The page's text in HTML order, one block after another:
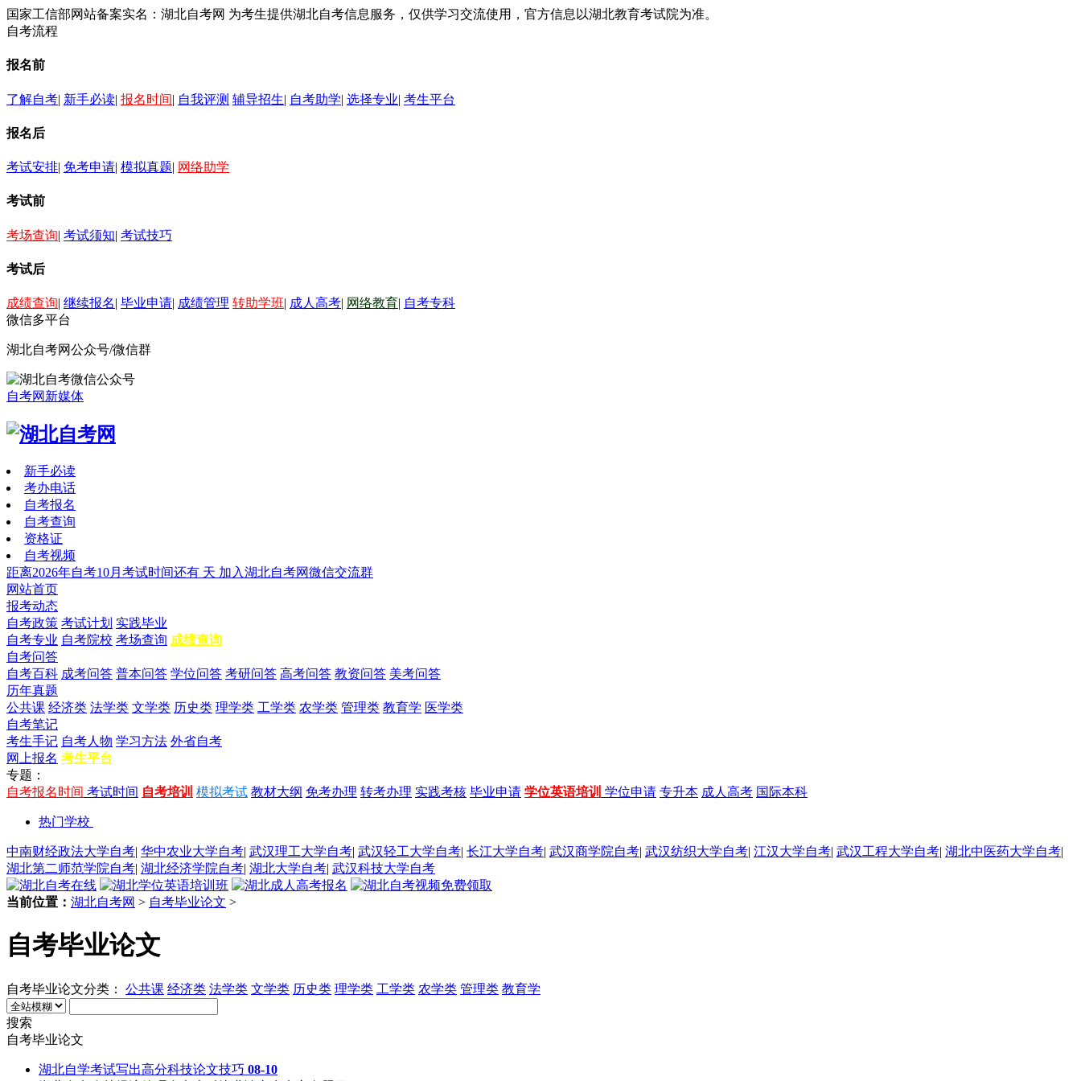
国家工信部网站备案实名：湖北自考网 为考生提供湖北自考信息服务，仅供学习交流使用，官方信息以湖北教育考试院为准。
自考流程
报名前
了解自考| 新手必读| 报名时间| 自我评测 辅导招生| 自考助学| 选择专业| 考生平台
报名后
考试安排| 免考申请| 模拟真题| 网络助学
考试前
考场查询| 考试须知| 考试技巧
考试后
成绩查询| 继续报名| 毕业申请| 成绩管理 转助学班| 成人高考| 网络教育| 自考专科
微信多平台
湖北自考网公众号/微信群
自考网新媒体
新手必读
考办电话
自考报名
自考查询
资格证
自考视频
距离2026年自考10月考试时间还有 天 加入湖北自考网微信交流群
网站首页
报考动态
自考政策 考试计划 实践毕业
自考专业 自考院校 考场查询 成绩查询
自考问答
自考百科 成考问答 普本问答 学位问答 考研问答 高考问答 教资问答 美考问答
历年真题
公共课 经济类 法学类 文学类 历史类 理学类 工学类 农学类 管理类 教育学 医学类
自考笔记
考生手记 自考人物 学习方法 外省自考
网上报名 考生平台
专题：
自考报名时间 考试时间 自考培训 模拟考试 教材大纲 免考办理 转考办理 实践考核 毕业申请 学位英语培训 学位申请 专升本 成人高考 国际本科
热门学校
中南财经政法大学自考| 华中农业大学自考| 武汉理工大学自考| 武汉轻工大学自考| 长江大学自考| 武汉商学院自考| 武汉纺织大学自考| 江汉大学自考| 武汉工程大学自考| 湖北中医药大学自考|
湖北第二师范学院自考| 湖北经济学院自考| 湖北大学自考| 武汉科技大学自考
当前位置： 湖北自考网 > 自考毕业论文 >
自考毕业论文
自考毕业论文分类： 公共课 经济类 法学类 文学类 历史类 理学类 工学类 农学类 管理类 教育学
搜索
自考毕业论文
湖北自学考试写出高分科技论文技巧 08-10